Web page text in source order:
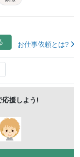
ーフ
世界地図
国際的
アート
お仕事依頼とは?
応援しよう!